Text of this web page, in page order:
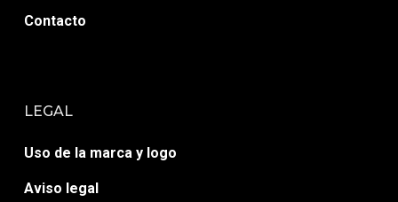
Contacto
LEGAL
Uso de la marca y logo
Aviso legal